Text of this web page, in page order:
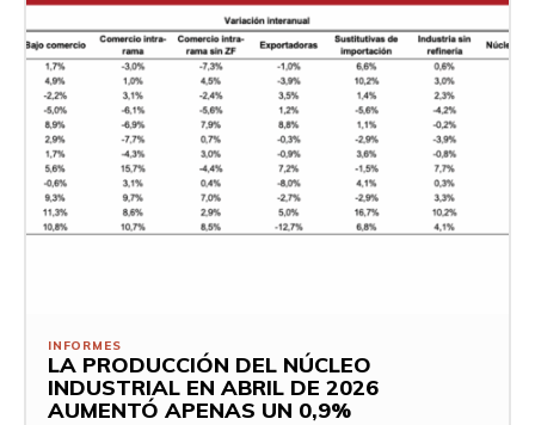
INFORMES
LA PRODUCCIÓN DEL NÚCLEO
INDUSTRIAL EN ABRIL DE 2026
AUMENTÓ APENAS UN 0,9%